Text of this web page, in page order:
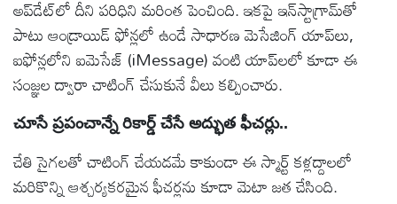
అప్‌డేట్‌లో దీని పరిధిని మరింత పెంచింది. ఇకపై ఇన్‌స్టాగ్రామ్‌తో
పాటు ఆండ్రాయిడ్ ఫోన్లలో ఉండే సాధారణ మెసేజింగ్ యాప్‌లు,
ఐఫోన్లలోని ఐమెసేజ్ (iMessage) వంటి యాప్‌లలో కూడా ఈ
సంజ్ఞల ద్వారా చాటింగ్ చేసుకునే వీలు కల్పించారు.
చూసే ప్రపంచాన్నే రికార్డ్ చేసే అద్భుత ఫీచర్లు..
చేతి సైగలతో చాటింగ్ చేయడమే కాకుండా ఈ స్మార్ట్ కళ్లద్దాలలో
మరికొన్ని ఆశ్చర్యకరమైన ఫీచర్లను కూడా మెటా జత చేసింది.